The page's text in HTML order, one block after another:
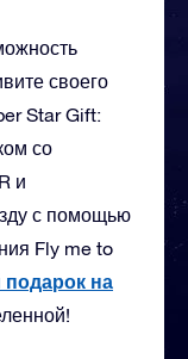
своего
Star Gift:
со
и
с помощью
Fly me to
на